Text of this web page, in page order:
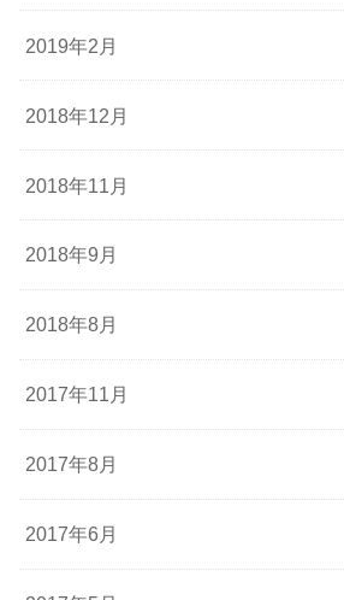
2019年2月
2018年12月
2018年11月
2018年9月
2018年8月
2017年11月
2017年8月
2017年6月